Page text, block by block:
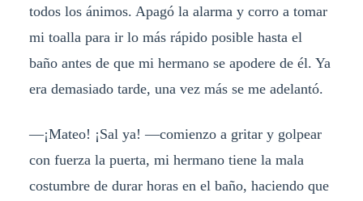
todos los ánimos. Apagó la alarma y corro a tomar
mi toalla para ir lo más rápido posible hasta el
baño antes de que mi hermano se apodere de él. Ya
era demasiado tarde, una vez más se me adelantó.
—¡Mateo! ¡Sal ya! —comienzo a gritar y golpear
con fuerza la puerta, mi hermano tiene la mala
costumbre de durar horas en el baño, haciendo que